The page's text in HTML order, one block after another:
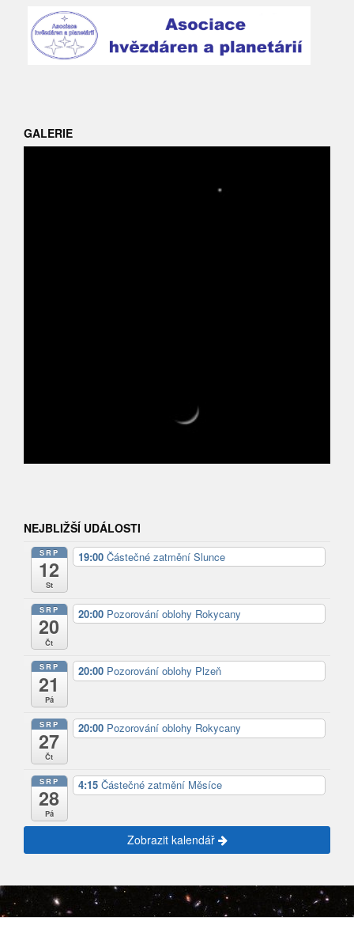
GALERIE
NEJBLIŽŠÍ UDÁLOSTI
SRP
12
St
19:00 Částečné zatmění Slunce
SRP
20
Čt
20:00 Pozorování oblohy Rokycany
SRP
21
Pá
20:00 Pozorování oblohy Plzeň
SRP
27
Čt
20:00 Pozorování oblohy Rokycany
SRP
28
Pá
4:15 Částečné zatmění Měsíce
Zobrazit kalendář